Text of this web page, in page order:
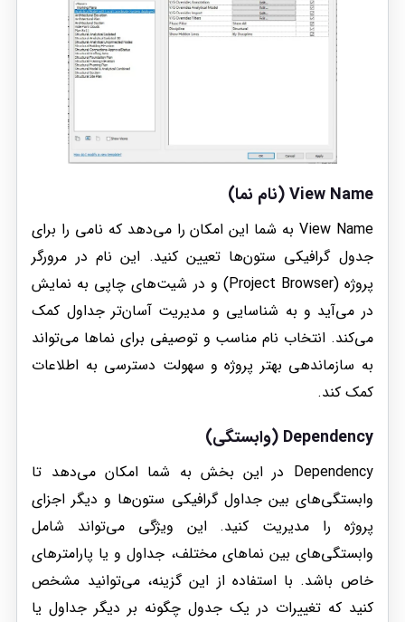
View Name (نام نما)
View Name به شما این امکان را می‌دهد که نامی را برای
جدول گرافیکی ستون‌ها تعیین کنید. این نام در مرورگر
پروژه (Project Browser) و در شیت‌های چاپی به نمایش
در می‌آید و به شناسایی و مدیریت آسان‌تر جداول کمک
می‌کند. انتخاب نام مناسب و توصیفی برای نماها می‌تواند
به سازماندهی بهتر پروژه و سهولت دسترسی به اطلاعات
کمک کند.
Dependency (وابستگی)
Dependency در این بخش به شما امکان می‌دهد تا
وابستگی‌های بین جداول گرافیکی ستون‌ها و دیگر اجزای
پروژه را مدیریت کنید. این ویژگی می‌تواند شامل
وابستگی‌های بین نماهای مختلف، جداول و یا پارامترهای
خاص باشد. با استفاده از این گزینه، می‌توانید مشخص
کنید که تغییرات در یک جدول چگونه بر دیگر جداول یا